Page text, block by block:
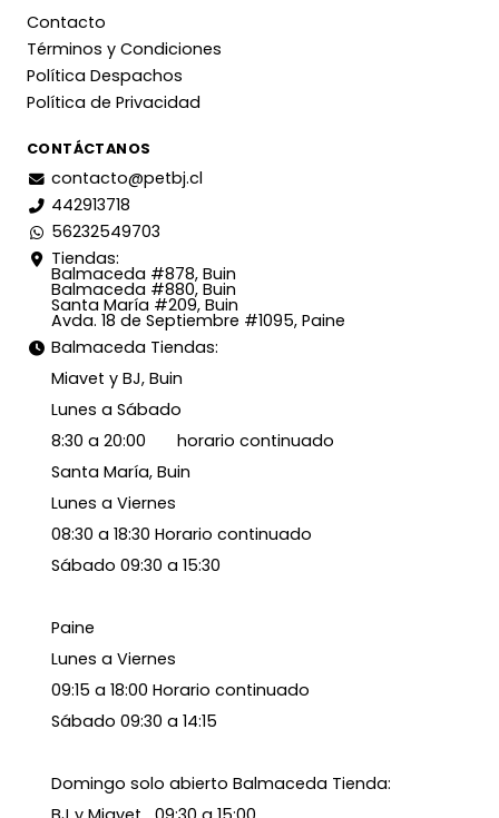
Contacto
Términos y Condiciones
Política Despachos
Política de Privacidad
CONTÁCTANOS
contacto@petbj.cl
442913718
56232549703
Tiendas:
Balmaceda #878, Buin
Balmaceda #880, Buin
Santa María #209, Buin
Avda. 18 de Septiembre #1095, Paine
Balmaceda Tiendas:
Miavet y BJ, Buin
Lunes a Sábado
8:30 a 20:00 horario continuado
Santa María, Buin
Lunes a Viernes
08:30 a 18:30 Horario continuado
Sábado 09:30 a 15:30
Paine
Lunes a Viernes
09:15 a 18:00 Horario continuado
Sábado 09:30 a 14:15
Domingo solo abierto Balmaceda Tienda: